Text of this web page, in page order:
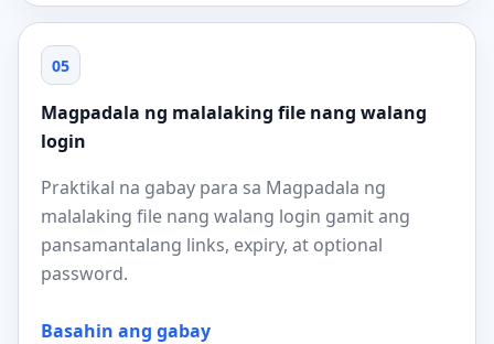
05
Magpadala ng malalaking file nang walang
login
Praktikal na gabay para sa Magpadala ng
malalaking file nang walang login gamit ang
pansamantalang links, expiry, at optional
password.
Basahin ang gabay